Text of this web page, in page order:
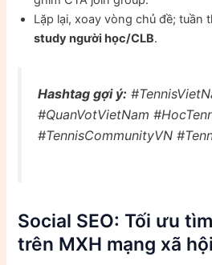
Lặp lại, xoay vòng chủ đề;
study người học/CLB.
Hashtag gợi ý:
#QuanVotVietNam
#TennisCommunityVN
Social SEO: Tối ưu
trên MXH mạng xã hội